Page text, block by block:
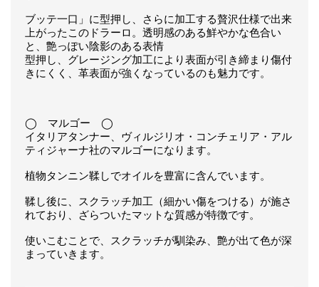
ブッテ一口」に型押し、さらに加工する贅沢仕様で出来
上がったこのドラーロ。透明感のある鮮やかな色合い
と、艶っぽい陰影のある表情
型押し、グレージング加工により表面が引き締まり傷付
きにくく、革表面が強くなっているのも魅力です。
◯ マルゴー ◯
イタリアタンナー、ヴィルジリオ・コンチェリア・アル
ティジャーナ社のマルゴーになります。
植物タンニン鞣しでオイルを豊富に含んでいます。
鞣し後に、スクラッチ加工（細かい傷をつける）が施さ
れており、ざらついたマットな質感が特徴です。
使いこむことで、スクラッチが馴染み、艶が出て色が深
まっていきます。